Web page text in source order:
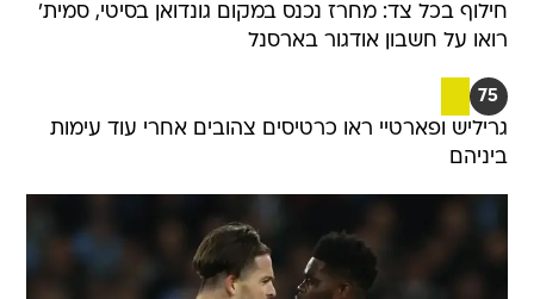
חילוף בכל צד: מחרז נכנס במקום גונדואן בסיטי, סמית'
רואו על חשבון אודגור בארסנל
75
גריליש ופארטיי ראו כרטיסים צהובים אחרי עוד עימות
ביניהם